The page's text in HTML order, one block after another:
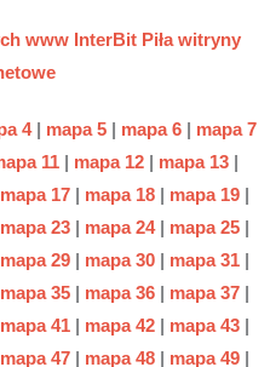
4| mapa 5 mapa 6
mapa 7
11 mapa 12 mapa 13
mapa 17 mapa 18 mapa 19
mapa 23 mapa 24| mapa 25
mapa 29 mapa 30 mapa 31
mapa 35 mapa 36 mapa 37
mapa 41 mapa 42 mapa 43
mapa 47 mapa 48 mapa 49